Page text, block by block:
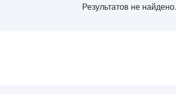
Результатов не найдено.